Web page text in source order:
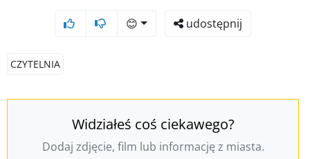
😊 udostępnij
CZYTELNIA
Widziałeś coś ciekawego?
Dodaj zdjęcie, film lub informację z miasta.